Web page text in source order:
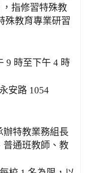
指修習特殊教
殊教育專業研習
9 時至下午 4 時
安路 1054
辦特教業務組長
普通班教師、教